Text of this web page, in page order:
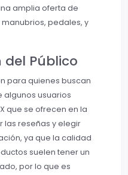
amplia oferta de
pedales, y
Público
para quienes buscan
algunos usuarios
que se ofrecen en la
las reseñas y elegir
ya que la calidad
suelen tener un
por lo que es